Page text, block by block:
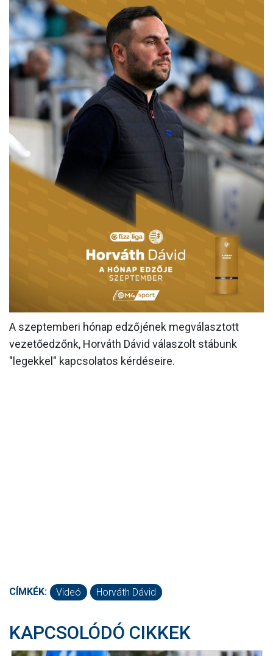
MÉRKŐZÉSEK
KLUB
GALÉRIA
SZURKOLÓI ÉLMÉNYEK
AKKREDITÁCIÓ
A szeptemberi hónap edzőjének megválasztott
vezetőedzőnk, Horváth Dávid válaszolt stábunk
"legekkel" kapcsolatos kérdéseire.
CÍMKÉK: Videó Horváth Dávid
KAPCSOLÓDÓ CIKKEK